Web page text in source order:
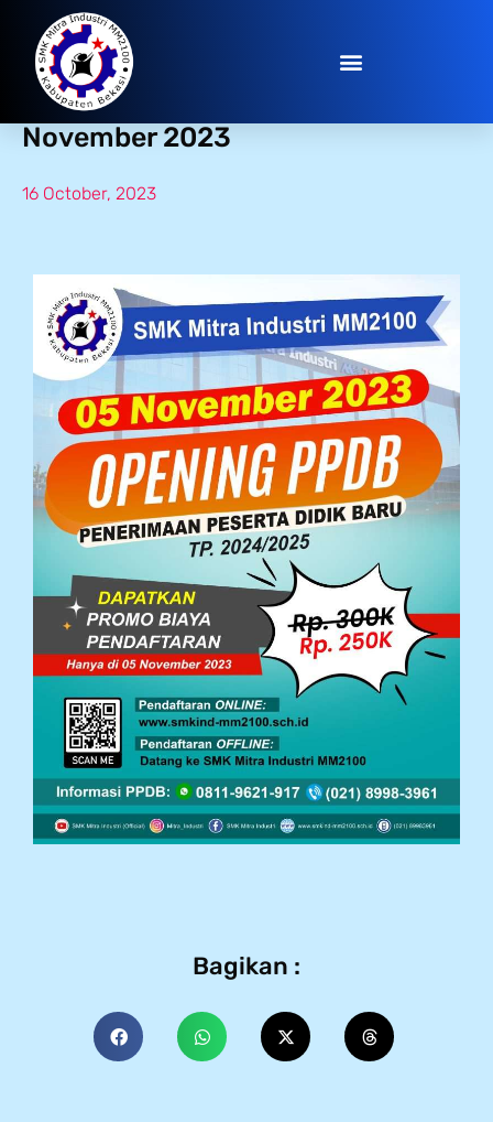
Opening PPDB TP. 2024/2025 05
November 2023
16 October, 2023
Bagikan :